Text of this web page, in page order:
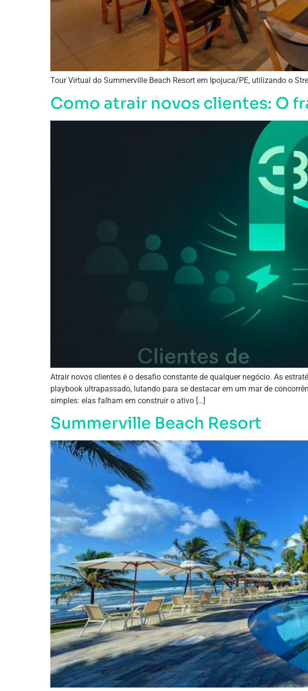
Tour Virtual do Summerville Beach Resort em Ipojuca/PE, utilizando o
Como atrair novos clientes: O
Atrair novos clientes é o desafio constante de qualquer negócio. As
playbook ultrapassado, lutando para se destacar em um mar de
simples: elas falham em construir o ativo […]
Summerville Beach Resort